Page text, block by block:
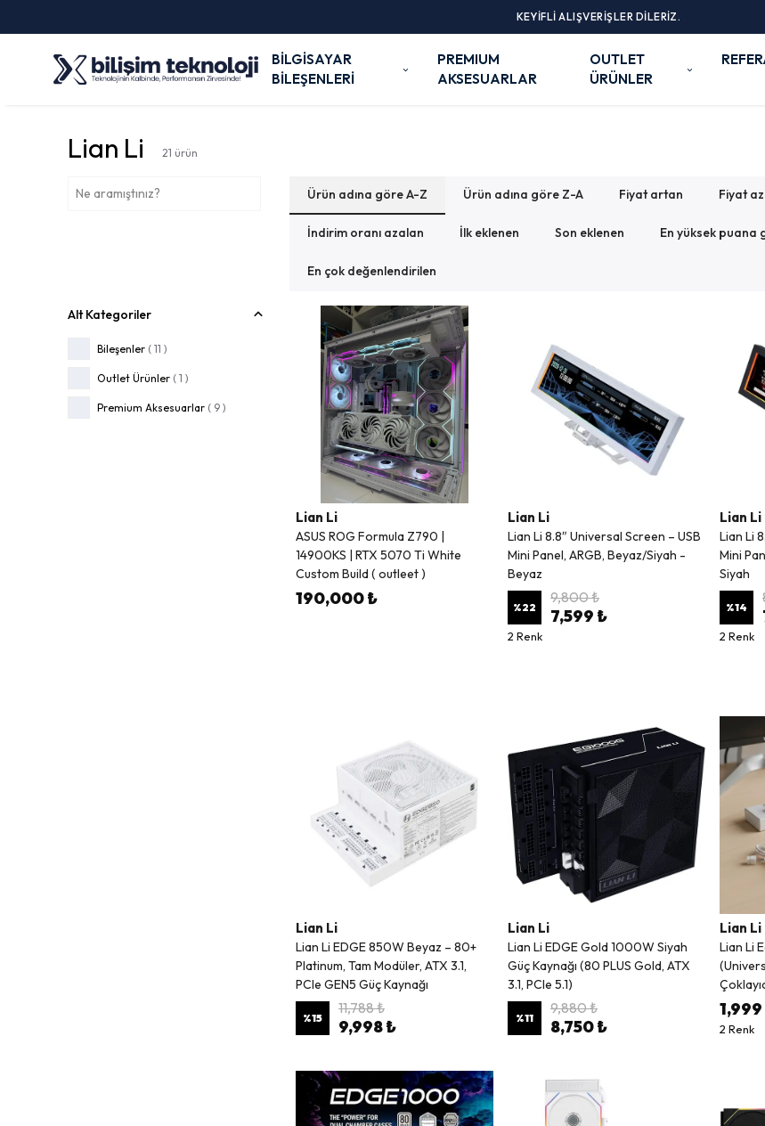
KEYİFLİ ALIŞVERİŞLER DİLERİZ.
BİLGİSAYAR
BİLEŞENLERİ
PREMIUM
AKSESUARLAR
OUTLET
ÜRÜNLER
Lian Li 21 ürün
Ürün adına göre A-Z Ürün adına göre Z-A Fiyat artan Fiyat
İndirim oranı azalan İlk eklenen Son eklenen En yüksek puana
En çok değenlendirilen
Alt Kategoriler
Bileşenler ( 11 )
Outlet Ürünler ( 1 )
Premium Aksesuarlar ( 9 )
Lian Li
ASUS ROG Formula Z790 |
14900KS | RTX 5070 Ti White
Custom Build ( outleet )
190,000 ₺
Lian Li
Lian Li 8.8″ Universal Screen – USB
Mini Panel, ARGB, Beyaz/Siyah -
Beyaz
%22
9,800 ₺
7,599 ₺
2 Renk
Lian Li
Lian Li
Mini
Siyah
%14
2 Renk
Lian Li
Lian Li EDGE 850W Beyaz – 80+
Platinum, Tam Modüler, ATX 3.1,
PCIe GEN5 Güç Kaynağı
%15
11,788 ₺
9,998 ₺
Lian Li
Lian Li EDGE Gold 1000W Siyah
Güç Kaynağı (80 PLUS Gold, ATX
3.1, PCIe 5.1)
%11
9,880 ₺
8,750 ₺
Lian Li
Lian Li
2 Renk